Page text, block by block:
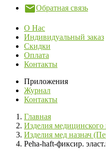
Обратная связь
О Нас
Индивидуальный заказ
Скидки
Оплата
Контакты
Приложения
Журнал
Контакты
Главная
Изделия медицинского
Изделия мед назнач
Peha-haft-фиксир.